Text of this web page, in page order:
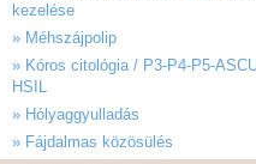
kezelése
» Méhszájpolip
» Kóros citológia / P3-P4-P5-
HSIL
» Hólyaggyulladás
» Fájdalmas közösülés